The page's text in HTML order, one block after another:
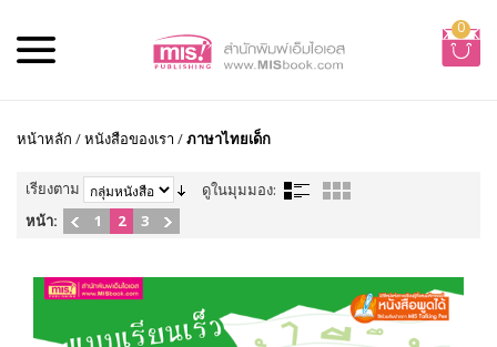
0
หน้าหลัก /หนังสือของเรา /ภาษาไทยเด็ก
เรียงตาม
ดูในมุมมอง:
หน้า:
1 2 3